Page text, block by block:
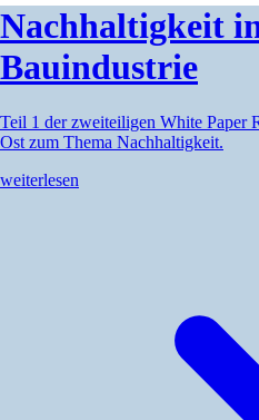
Nachhaltigkeit
Bauindustrie
Teil 1 der zweiteiligen White Paper
Ost zum Thema Nachhaltigkeit.
weiterlesen